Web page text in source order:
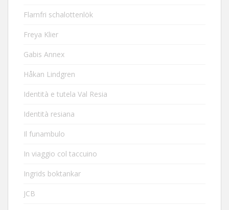
Flarnfri schalottenlök
Freya Klier
Gabis Annex
Håkan Lindgren
Identità e tutela Val Resia
Identità resiana
Il funambulo
In viaggio col taccuino
Ingrids boktankar
JCB